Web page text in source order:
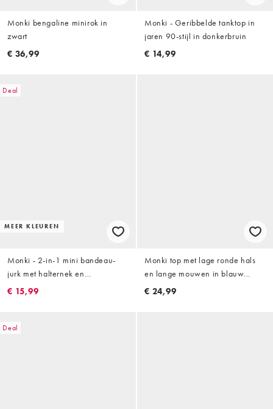
Monki bengaline minirok in
zwart
€ 36,99
Monki - Geribbelde tanktop in
jaren 90-stijl in donkerbruin
€ 14,99
Deal
MEER KLEUREN
Monki - 2-in-1 mini bandeau-
jurk met halternek en
rimpeleffect in zwart
€ 15,99
Monki top met lage ronde hals
en lange mouwen in blauw
gestreept
€ 24,99
Deal